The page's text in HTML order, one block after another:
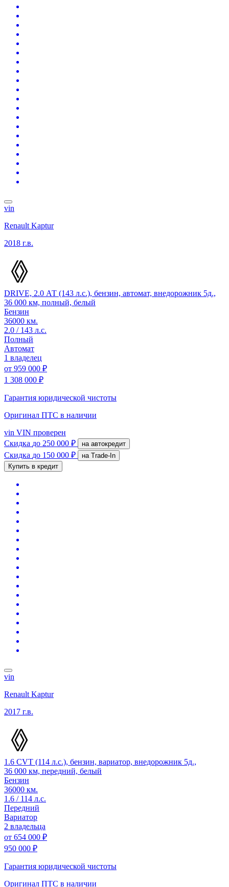
vin
Renault Kaptur
2018 г.в.
DRIVE, 2.0 АТ (143 л.с.), бензин, автомат, внедорожник 5д.,
36 000 км, полный, белый
Бензин
36000 км.
2.0 / 143 л.с.
Полный
Автомат
1 владелец
от 959 000 ₽
1 308 000 ₽
Гарантия юридической чистоты
Оригинал ПТС в наличии
vin VIN проверен
Скидка до 250 000 ₽ на автокредит
Скидка до 150 000 ₽
на Trade-In
Купить в кредит
vin
Renault Kaptur
2017 г.в.
1.6 CVT (114 л.с.), бензин, вариатор, внедорожник 5д.,
36 000 км, передний, белый
Бензин
36000 км.
1.6 / 114 л.с.
Передний
Вариатор
2 владельца
от 654 000 ₽
950 000 ₽
Гарантия юридической чистоты
Оригинал ПТС в наличии